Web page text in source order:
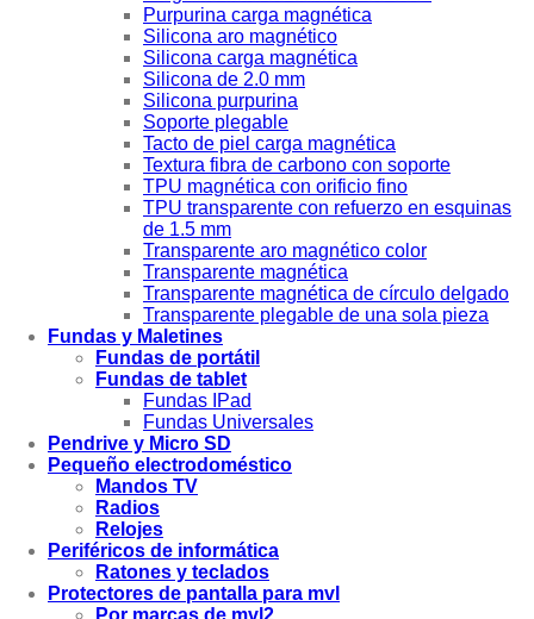
Purpurina carga magnética
Silicona aro magnético
Silicona carga magnética
Silicona de 2.0 mm
Silicona purpurina
Soporte plegable
Tacto de piel carga magnética
Textura fibra de carbono con soporte
TPU magnética con orificio fino
TPU transparente con refuerzo en esquinas
de 1.5 mm
Transparente aro magnético color
Transparente magnética
Transparente magnética de círculo delgado
Transparente plegable de una sola pieza
Fundas y Maletines
Fundas de portátil
Fundas de tablet
Fundas IPad
Fundas Universales
Pendrive y Micro SD
Pequeño electrodoméstico
Mandos TV
Radios
Relojes
Periféricos de informática
Ratones y teclados
Protectores de pantalla para mvl
Por marcas de mvl2